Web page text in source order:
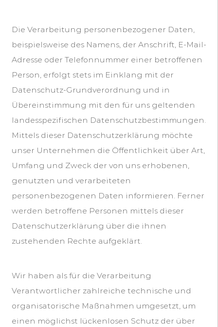
Die Verarbeitung personenbezogener Daten,
beispielsweise des Namens, der Anschrift, E-Mail-
Adresse oder Telefonnummer einer betroffenen
Person, erfolgt stets im Einklang mit der
Datenschutz-Grundverordnung und in
Übereinstimmung mit den für uns geltenden
landesspezifischen Datenschutzbestimmungen.
Mittels dieser Datenschutzerklärung möchte
unser Unternehmen die Öffentlichkeit über Art,
Umfang und Zweck der von uns erhobenen,
genutzten und verarbeiteten
personenbezogenen Daten informieren. Ferner
werden betroffene Personen mittels dieser
Datenschutzerklärung über die ihnen
zustehenden Rechte aufgeklärt.
Wir haben als für die Verarbeitung
Verantwortlicher zahlreiche technische und
organisatorische Maßnahmen umgesetzt, um
einen möglichst lückenlosen Schutz der über